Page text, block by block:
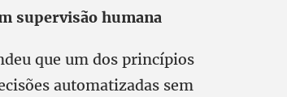
supervisão humana
que um dos princípios
automatizadas sem